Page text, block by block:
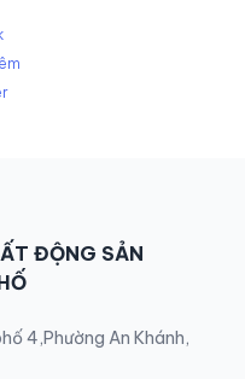
ĐỘNG SẢN
4,Phường An Khánh,